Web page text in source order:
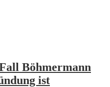
Böhmermann
ist